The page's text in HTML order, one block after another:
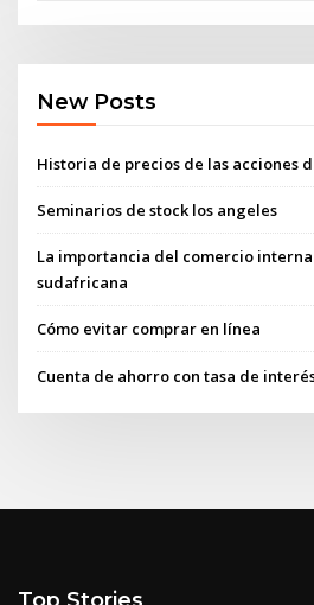
New Posts
Historia de precios de las acciones
Seminarios de stock los angeles
La importancia del comercio
sudafricana
Cómo evitar comprar en línea
Cuenta de ahorro con tasa de
Top Stories